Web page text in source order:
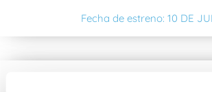
Fecha de estreno: 10 DE